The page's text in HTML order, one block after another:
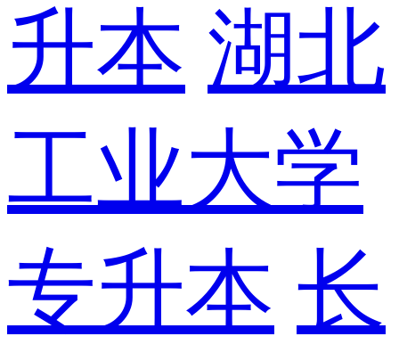
升本 湖北
工业大学
专升本 长